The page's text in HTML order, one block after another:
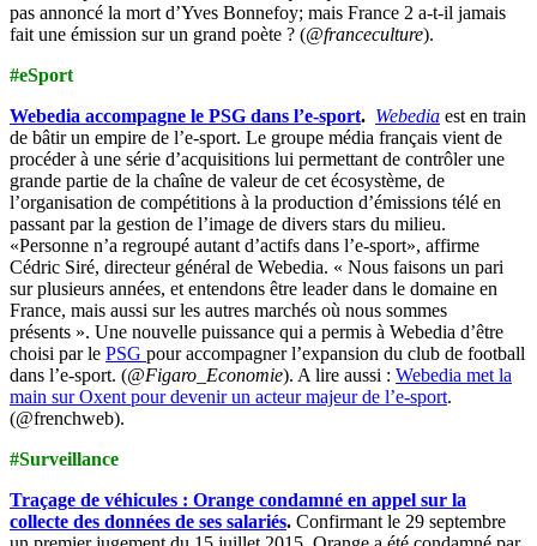
pas annoncé la mort d’Yves Bonnefoy; mais France 2 a-t-il jamais
fait une émission sur un grand poète ? (@franceculture).
#eSport
Webedia accompagne le PSG dans l’e-sport. Webedia est en train
de bâtir un empire de l’e-sport. Le groupe média français vient de
procéder à une série d’acquisitions lui permettant de contrôler une
grande partie de la chaîne de valeur de cet écosystème, de
l’organisation de compétitions à la production d’émissions télé en
passant par la gestion de l’image de divers stars du milieu.
«Personne n’a regroupé autant d’actifs dans l’e-sport», affirme
Cédric Siré, directeur général de Webedia. « Nous faisons un pari
sur plusieurs années, et entendons être leader dans le domaine en
France, mais aussi sur les autres marchés où nous sommes
présents ». Une nouvelle puissance qui a permis à Webedia d’être
choisi par le PSG pour accompagner l’expansion du club de football
dans l’e-sport. (@Figaro_Economie). A lire aussi : Webedia met la
main sur Oxent pour devenir un acteur majeur de l’e-sport.
(@frenchweb).
#Surveillance
Traçage de véhicules : Orange condamné en appel sur la
collecte des données de ses salariés. Confirmant le 29 septembre